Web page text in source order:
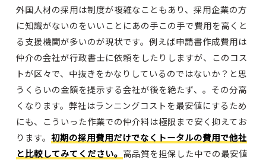
外国人材の採用は制度が複雑なこともあり、採用企業の方
に知識がないのをいいことにあの手この手で費用を高くと
る支援機関が多いのが現状です。例えば申請書作成費用は
仲介の会社が行政書士に依頼をしたりしますが、このコス
トが区々で、中抜きをかなりしているのではないか？と思
うくらいの金額を提示する会社が後を絶たず、。その分高
くなります。弊社はランニングコストを最安値にするため
にも、こういった作業での仲介料は極限まで安く抑えてお
ります。 初期の採用費用だけでなくトータルの費用で他社
と比較してみてください。 高品質を担保した中での最安値